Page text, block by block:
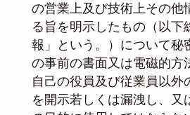
の営業上及び技術上その他
る旨を明示したもの（以下
報」という。）について秘
の事前の書面又は電磁的方
自己の役員及び従業員以外
を開示若しくは漏洩し、又